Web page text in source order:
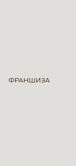
ФРАНШИЗА